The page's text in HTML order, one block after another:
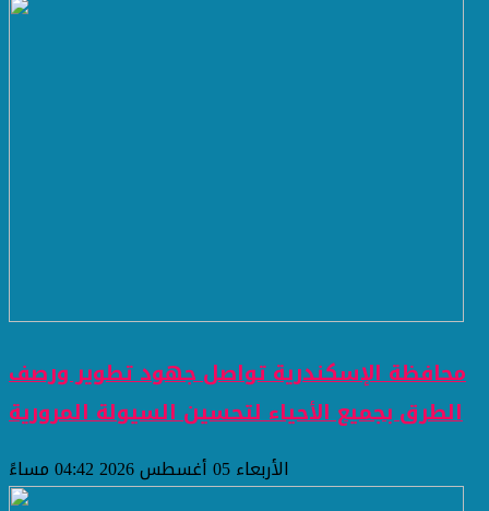
محافظة الإسكندرية تواصل جهود تطوير ورصف
الطرق بجميع الأحياء لتحسين السيولة المرورية
الأربعاء 05 أغسطس 2026 04:42 مساءً